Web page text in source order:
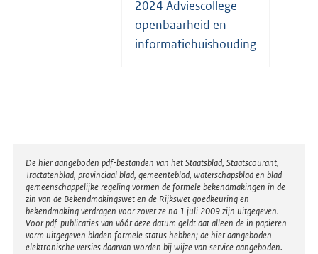
2024 Adviescollege
openbaarheid en
informatiehuishouding
Disclaimer
De hier aangeboden pdf-bestanden van het Staatsblad, Staatscourant,
Tractatenblad, provinciaal blad, gemeenteblad, waterschapsblad en blad
gemeenschappelijke regeling vormen de formele bekendmakingen in de
zin van de Bekendmakingswet en de Rijkswet goedkeuring en
bekendmaking verdragen voor zover ze na 1 juli 2009 zijn uitgegeven.
Voor pdf-publicaties van vóór deze datum geldt dat alleen de in papieren
vorm uitgegeven bladen formele status hebben; de hier aangeboden
elektronische versies daarvan worden bij wijze van service aangeboden.